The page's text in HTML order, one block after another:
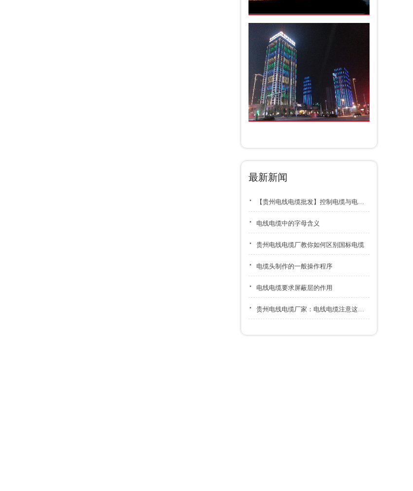
最新新闻
· 【贵州电线电缆批发】控制电缆与电力电缆区别及冬季存储要点
· 电线电缆中的字母含义
· 贵州电线电缆厂教你如何区别国标电缆
· 电缆头制作的一般操作程序
· 电线电缆要求屏蔽层的作用
· 贵州电线电缆厂家：电线电缆注意这几点，可以延长使用寿命